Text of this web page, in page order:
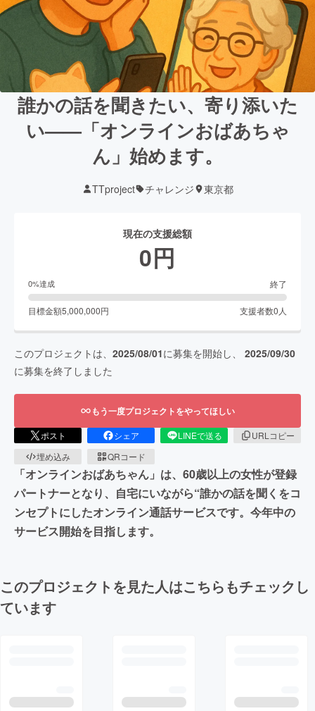
誰かの話を聞きたい、寄り添いた
い——「オンラインおばあちゃ
ん」始めます。
TTproject チャレンジ 東京都
現在の支援総額
0円
0%達成 終了
目標金額5,000,000円 支援者数0 人
このプロジェクトは、 2025/08/01に募集を開始し、 2025/09/30
に募集を終了しました
もう一度プロジェクトをやってほしい
ポスト シェア LINEで送る
URLコピー
埋め込み
QRコード
「オンラインおばあちゃん」は、60歳以上の女性が登録
パートナーとなり、自宅にいながら“誰かの話を聞くをコ
ンセプトにしたオンライン通話サービスです。今年中の
サービス開始を目指します。
このプロジェクトを見た人はこちらもチェックし
ています